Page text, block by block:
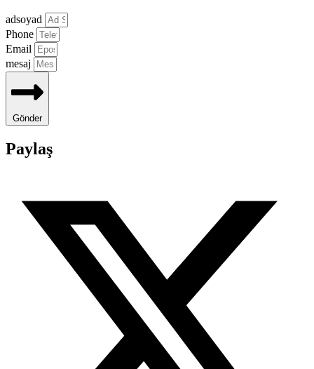
adsoyad
Phone
Email
mesaj
Gönder
Paylaş